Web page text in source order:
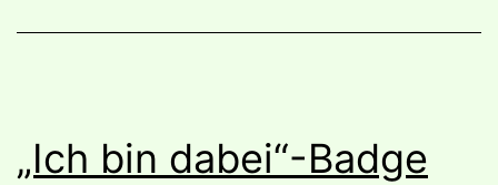
„Ich bin dabei“-Badge